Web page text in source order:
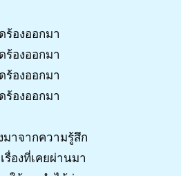
ร้องออกมา
ร้องออกมา
ร้องออกมา
ร้องออกมา
มาจากความรู้สึก
รื่องที่เคยผ่านมา